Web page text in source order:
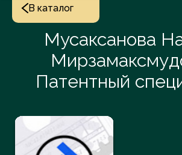
В каталог
Мусаксанова
Патентный